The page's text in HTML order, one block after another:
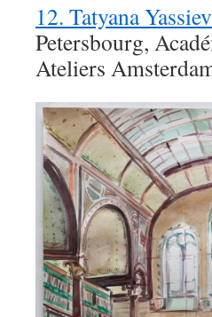
12. Tatyana
Petersbourg,
Ateliers